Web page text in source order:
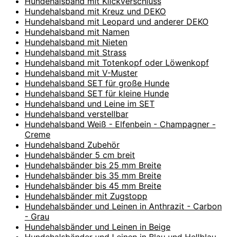
Hundehalsband mit Kreuz und DEKO
Hundehalsband mit Leopard und anderer DEKO
Hundehalsband mit Namen
Hundehalsband mit Nieten
Hundehalsband mit Strass
Hundehalsband mit Totenkopf oder Löwenkopf
Hundehalsband mit V-Muster
Hundehalsband SET für große Hunde
Hundehalsband SET für kleine Hunde
Hundehalsband und Leine im SET
Hundehalsband verstellbar
Hundehalsband Weiß - Elfenbein - Champagner -
Creme
Hundehalsband Zubehör
Hundehalsbänder 5 cm breit
Hundehalsbänder bis 25 mm Breite
Hundehalsbänder bis 35 mm Breite
Hundehalsbänder bis 45 mm Breite
Hundehalsbänder mit Zugstopp
Hundehalsbänder und Leinen in Anthrazit - Carbon
- Grau
Hundehalsbänder und Leinen in Beige